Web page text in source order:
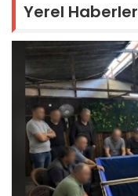
Yerel Haberler